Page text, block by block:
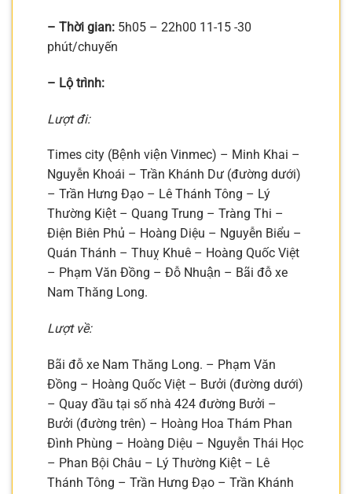
– Thời gian: 5h05 – 22h00 11-15 -30
phút/chuyến
– Lộ trình:
Lượt đi:
Times city (Bệnh viện Vinmec) – Minh Khai –
Nguyễn Khoái – Trần Khánh Dư (đường dưới)
– Trần Hưng Đạo – Lê Thánh Tông – Lý
Thường Kiệt – Quang Trung – Tràng Thi –
Điện Biên Phủ – Hoàng Diệu – Nguyễn Biểu –
Quán Thánh – Thuỵ Khuê – Hoàng Quốc Việt
– Phạm Văn Đồng – Đỗ Nhuận – Bãi đỗ xe
Nam Thăng Long.
Lượt về:
Bãi đỗ xe Nam Thăng Long. – Phạm Văn
Đồng – Hoàng Quốc Việt – Bưởi (đường dưới)
– Quay đầu tại số nhà 424 đường Bưởi –
Bưởi (đường trên) – Hoàng Hoa Thám Phan
Đình Phùng – Hoàng Diệu – Nguyễn Thái Học
– Phan Bội Châu – Lý Thường Kiệt – Lê
Thánh Tông – Trần Hưng Đạo – Trần Khánh